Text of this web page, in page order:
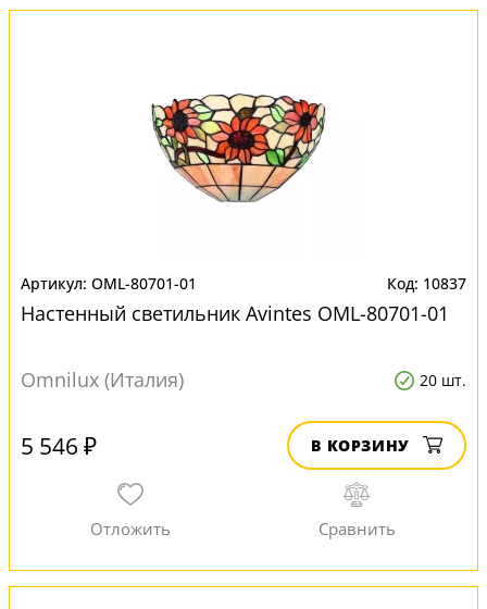
OML-80701-01 10837
Настенный светильник Avintes OML-80701-01
Omnilux (Италия) 20 шт.
5 546 ₽ В КОРЗИНУ